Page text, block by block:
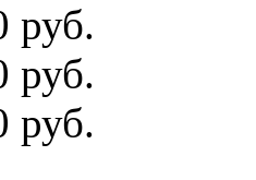
руб.
руб.
руб.